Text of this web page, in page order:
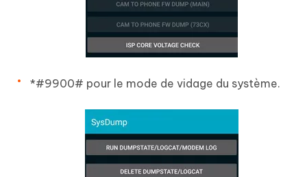
*#9900# pour le mode de vidage du système.